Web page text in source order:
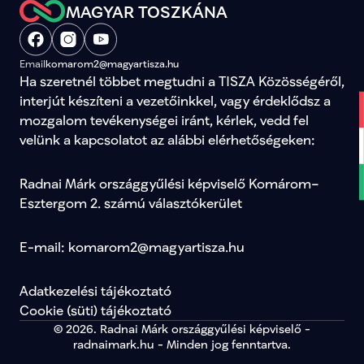
MAGYAR TOSZKÁNA
Emailkomarom2@magyartisza.hu
Ha szeretnél többet megtudni a TISZA Közösségéről,
interjút készíteni a vezetőinkkel, vagy érdeklődsz a
mozgalom tevékenységei iránt, kérlek, vedd fel
velünk a kapcsolatot az alábbi elérhetőségeken:
Radnai Márk országgyűlési képviselő Komárom–
Esztergom 2. számú választókerület
E-mail: komarom2@magyartisza.hu
Adatkezelési tájékoztató
Cookie (süti) tájékoztató
© 2026. Radnai Márk országgyűlési képviselő -
radnaimark.hu - Minden jog fenntartva.